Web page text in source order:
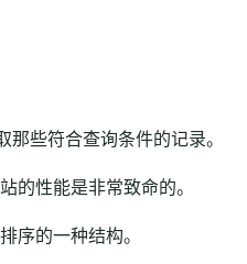
些符合查询条件的记录。
的性能是非常致命的。
序的一种结构。